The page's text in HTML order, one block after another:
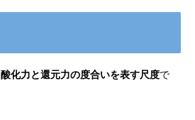
酸化力と還元力の度合いを表す尺度で